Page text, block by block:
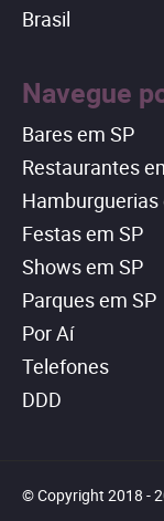
Brasil
Navegue
Bares em SP
Restaurantes
Hamburguerias
Festas em SP
Shows em SP
Parques em SP
Por Aí
Telefones
DDD
© Copyright 2018 -